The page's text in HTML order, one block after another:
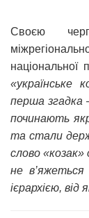
Своєю
національної
«українське
перша
починають
та стали
слово
не
ієрархією, від